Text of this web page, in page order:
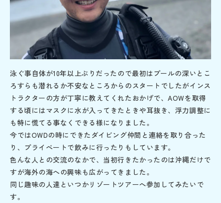
泳ぐ事自体が10年以上ぶりだったので最初はプールの深いとこ
ろすらも潜れるか不安なところからのスタートでしたがインス
トラクターの方が丁寧に教えてくれたおかげで、AOWを取得
する頃にはマスクに水が入ってきたときや耳抜き、浮力調整に
も特に慌てる事なくできる様になりました。
今ではOWDの時にできたダイビング仲間と連絡を取り合った
り、プライべートで飲みに行ったりもしています。
色んな人との交流のなかで、当初行きたかったのは沖縄だけで
すが海外の海への興味も広がってきました。
同じ趣味の人達といつかリゾートツアーへ参加してみたいで
す。